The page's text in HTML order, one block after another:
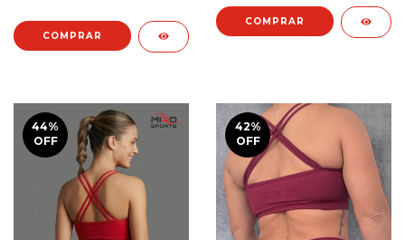
COMPRAR
COMPRAR
44%
OFF
42%
OFF